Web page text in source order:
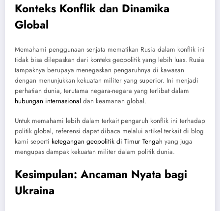
Konteks Konflik dan Dinamika
Global
Memahami penggunaan senjata mematikan Rusia dalam konflik ini
tidak bisa dilepaskan dari konteks geopolitik yang lebih luas. Rusia
tampaknya berupaya menegaskan pengaruhnya di kawasan
dengan menunjukkan kekuatan militer yang superior. Ini menjadi
perhatian dunia, terutama negara-negara yang terlibat dalam
hubungan internasional dan keamanan global.
Untuk memahami lebih dalam terkait pengaruh konflik ini terhadap
politik global, referensi dapat dibaca melalui artikel terkait di blog
kami seperti ketegangan geopolitik di Timur Tengah yang juga
mengupas dampak kekuatan militer dalam politik dunia.
Kesimpulan: Ancaman Nyata bagi
Ukraina